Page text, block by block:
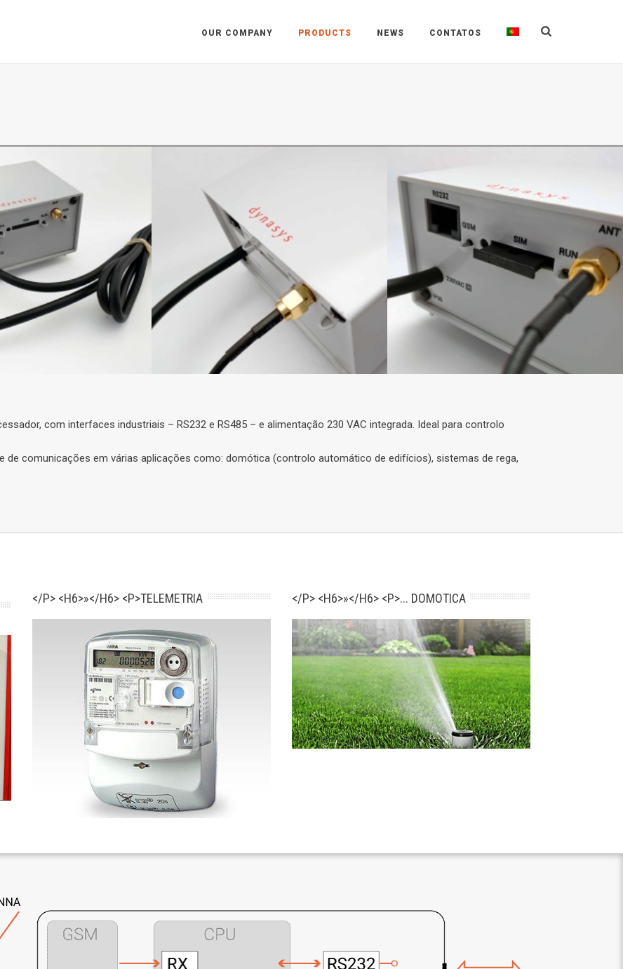
OUR COMPANY PRODUCTS NEWS CONTATOS
com interfaces industriais – RS232 e RS485 – e alimentação 230 VAC integrada. Ideal para controlo
de comunicações em várias aplicações como: domótica (controlo automático de edifícios), sistemas de rega,
</P> <H6>»</H6> <P>TELEMETRIA </P> <H6>»</H6> <P>... DOMOTICA